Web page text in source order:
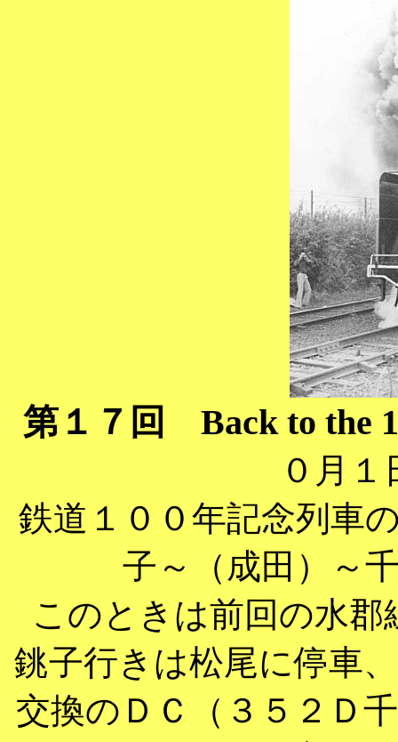
第１７回 Back to the
０月
鉄道１００年記念列車
子～（成田）～
このときは前回の水
銚子行きは松尾に停車
交換のＤＣ（３５２Ｄ